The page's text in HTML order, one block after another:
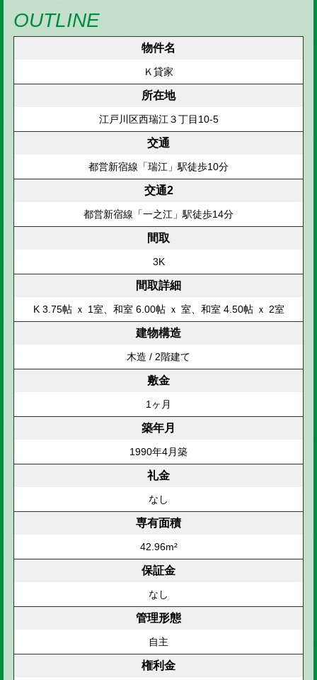
OUTLINE
物件名
Ｋ貸家
所在地
江戸川区西瑞江３丁目10-5
交通
都営新宿線「瑞江」駅徒歩10分
交通2
都営新宿線「一之江」駅徒歩14分
間取
3K
間取詳細
K 3.75帖 ｘ 1室、和室 6.00帖 ｘ 室、和室 4.50帖 ｘ 2室
建物構造
木造 / 2階建て
敷金
1ヶ月
築年月
1990年4月築
礼金
なし
専有面積
42.96m²
保証金
なし
管理形態
自主
権利金